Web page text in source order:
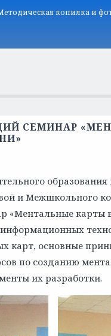
копилка и
СЕМИНАР
и Межшкольного
карты
карт, основные
по созданию
их разработки.